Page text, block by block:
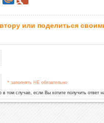
или поделиться
* заполнять НЕ обязательно
в том случае, если Вы хотите получить ответ